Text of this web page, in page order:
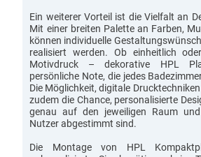
Ein weiterer Vorteil ist die Vielfalt an
Mit einer breiten Palette an Farben,
können individuelle
realisiert werden. Ob einheitlich
Motivdruck – dekorative HPL
persönliche Note, die jedes
Die Möglichkeit, digitale
zudem die Chance, personalisierte
genau auf den jeweiligen Raum
Nutzer abgestimmt sind.
Die Montage von HPL